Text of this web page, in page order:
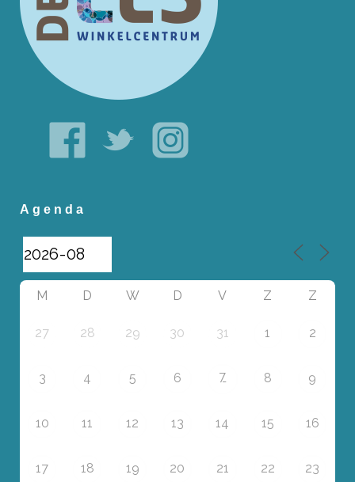
Agenda
M D W D V Z Z
27 28 29 30 31 1 2
3 4 5 6 7 8 9
10 11 12 13 14 15 16
17 18 19 20 21 22 23